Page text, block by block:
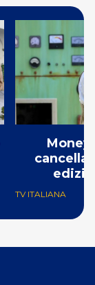
Money
TV ITALIANA